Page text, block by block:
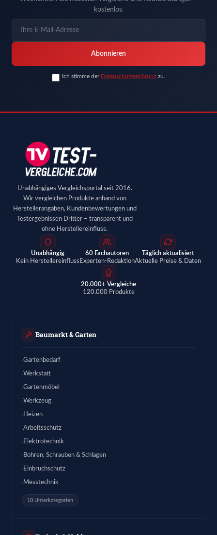
kostenlos.
Abonnieren
Ich stimme der Datenschutzerklärung zu.
Unabhängiges Vergleichsportal seit 2016.
Wir vergleichen Produkte anhand von
Herstellerangaben, Kundenbewertungen und
Testergebnissen Dritter – transparent und
ohne Herstellereinfluss.
Unabhängig
Kein Herstellereinfluss
60 Fachautoren
Experten-Redaktion
Täglich aktualisiert
Aktuelle Preise & Daten
20.000+ Vergleiche
120.000 Produkte
Baumarkt & Garten
Gartenbedarf
Werkstatt
Gartenmöbel
Werkzeug
Heizen
Arbeitsschutz
Elektrotechnik
Bohren, Schrauben & Schlagen
Einbruchschutz
Messtechnik
10 Unterkategorien